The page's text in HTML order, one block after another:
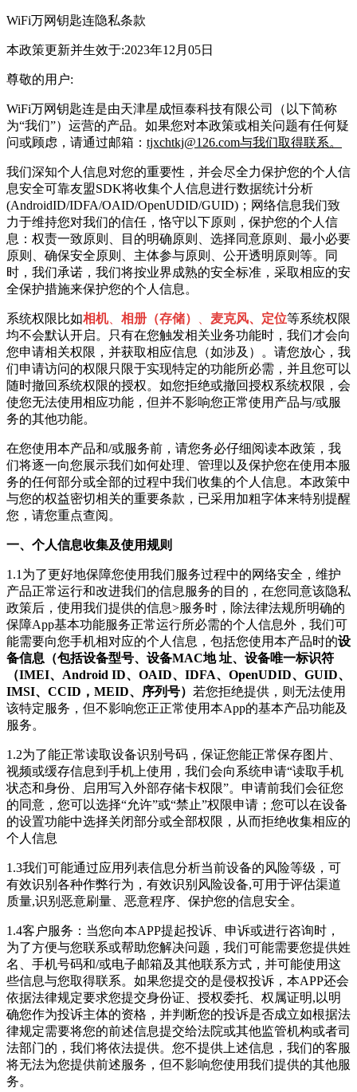
WiFi万网钥匙连隐私条款
本政策更新并生效于:2023年12月05日
尊敬的用户:
WiFi万网钥匙连是由天津星成恒泰科技有限公司
（以下简称
为“我们”）运营的产品。如果您对本政策或相关问题有任何疑
问或顾虑，请通过邮箱： tjxchtkj@126.com与我们取得联系。
我们深知个人信息对您的重要性，并会尽全力保护您的个人信
息安全可靠友盟SDK将收集个人信息进行数据统计分析
(AndroidID/IDFA/OAID/OpenUDID/GUID)；网络信息我们致
力于维持您对我们的信任，恪守以下原则，保护您的个人信
息：权责一致原则、目的明确原则、选择同意原则、最小必要
原则、确保安全原则、主体参与原则、公开透明原则等。同
时，我们承诺，我们将按业界成熟的安全标准，采取相应的安
全保护措施来保护您的个人信息。
系统权限比如相机、 相册（存储） 麦克风、定位等系统权限
均不会默认开启。只有在您触发相关业务功能时，我们才会向
您申请相关权限，并获取相应信息（如涉及）。请您放心，我
们申请访问的权限只限于实现特定的功能所必需，并且您可以
随时撤回系统权限的授权。如您拒绝或撤回授权系统权限，会
使您无法使用相应功能，但并不影响您正常使用产品与/或服
务的其他功能。
在您使用本产品和/或服务前，请您务必仔细阅读本政策，我
们将逐一向您展示我们如何处理、管理以及保护您在使用本服
务的任何部分或全部的过程中我们收集的个人信息。本政策中
与您的权益密切相关的重要条款，已采用加粗字体来特别提醒
您，请您重点查阅。
一、个人信息收集及使用规则
1.1为了更好地保障您使用我们服务过程中的网络安全，维护
产品正常运行和改进我们的信息服务的目的，在您同意该隐私
政策后，使用我们提供的信息>服务时，除法律法规所明确的
保障App基本功能服务正常运行所必需的个人信息外， 我们可
能需要向您手机相对应的个人信息，包括您使用本产品时的设
备信息（包括设备型号、设备MAC地 址、设备唯一标识符
（IMEI、Android ID、OAID、IDFA、OpenUDID、GUID、
IMSI、CCID，MEID、序列号） 若您拒绝提供，则无法使用
该特定服务，但不影响您正正常使用本App的基本产品功能及
服务。
1.2为了能正常读取设备识别号码，保证您能正常保存图片、
视频或缓存信息到手机上使用，我们会向系统申请“读取手机
状态和身份、启用写入外部存储卡权限”。申请前我们会征您
的同意，您可以选择“允许”或“禁止”权限申请；您可以在设备
的设置功能中选择关闭部分或全部权限，从而拒绝收集相应的
个人信息
1.3我们可能通过应用列表信息分析当前设备的风险等级，可
有效识别各种作弊行为，有效识别风险设备,可用于评估渠道
质量,识别恶意刷量、恶意程序、保护您的信息安全。
1.4客户服务：当您向本APP提起投诉、申诉或进行咨询时，
为了方便与您联系或帮助您解决问题，我们可能需要您提供姓
名、手机号码和/或电子邮箱及其他联系方式，并可能使用这
些信息与您取得联系。如果您提交的是侵权投诉，本APP还会
依据法律规定要求您提交身份证、授权委托、权属证明,以明
确您作为投诉主体的资格，并判断您的投诉是否成立如根据法
律规定需要将您的前述信息提交给法院或其他监管机构或者司
法部门的，我们将依法提供。您不提供上述信息，我们的客服
将无法为您提供前述服务，但不影响您使用我们提供的其他服
务。